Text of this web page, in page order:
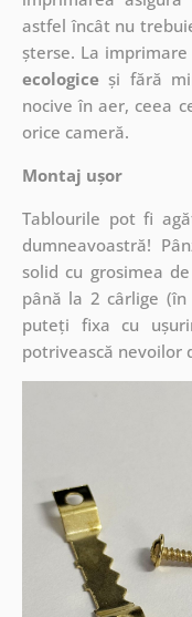
astfel încât nu
șterse. La
ecologiceși fără
nocive în aer, ceea
orice cameră.
Montaj ușor
Tablourile pot fi
dumneavoastră!
solid cu grosimea
până la 2 cârlige
puteți fixa cu
potrivească nevoilor